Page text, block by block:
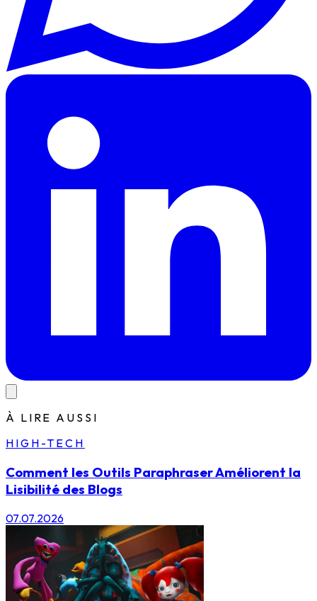
À LIRE AUSSI
HIGH-TECH
Comment les Outils Paraphraser Améliorent la
Lisibilité des Blogs
07.07.2026